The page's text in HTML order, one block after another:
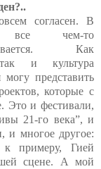
согласен. В
все чем-то
Как
и культура
представить
которые с
Это и фестивали,
21-го века”, и
и многое другое:
к примеру, Гией
сцене. А мой